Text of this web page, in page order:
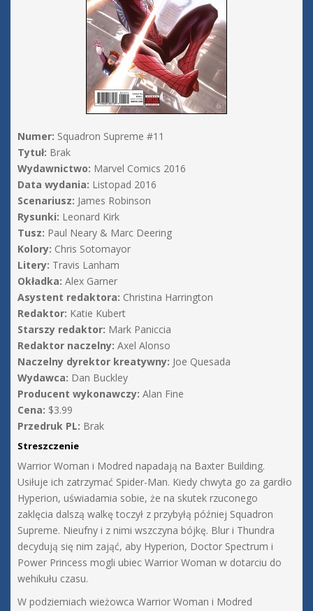
Numer: Squadron Supreme #11
Tytuł: Brak
Wydawnictwo: Marvel Comics 2016
Data wydania: Listopad 2016
Scenariusz: James Robinson
Rysunki: Leonard Kirk
Tusz: Paul Neary & Marc Deering
Kolory: Chris Sotomayor
Litery: Travis Lanham
Okładka: Alex Garner
Asystent redaktora: Christina Harrington
Redaktor: Katie Kubert
Starszy redaktor: Mark Paniccia
Redaktor naczelny: Axel Alonso
Naczelny dyrektor kreatywny: Joe Quesada
Wydawca: Dan Buckley
Producent wykonawczy: Alan Fine
Cena: $3.99
Przedruk PL: Brak
Streszczenie
Warrior Woman i Modred napadają na Baxter Building.
Usiłuje ich zatrzymać Spider-Man. Kiedy chwyta go za gardło
Hyperion, uświadamia sobie, że na skutek rzuconego
zaklęcia dalszą walkę toczył z przybyłą później Squadron
Supreme. Nieufny i z nimi wszczyna bójkę. Blur i Thundra
decydują się nim zająć, aby Hyperion, Doctor Spectrum i
Power Princess mogli ubiec Warrior Woman w dotarciu do
wehikułu czasu.
W podziemiach wieżowca Warrior Woman i Modred